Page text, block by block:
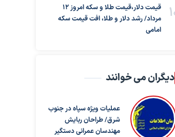
قیمت دلار،قیمت طلا و سکه امروز ۱۲
مرداد/ رشد دلار و طلا، افت قیمت سکه
امامی
دیگران می خوانند
عملیات ویژه سپاه در جنوب
شرق/ طراحان ربایش
مهندسان عمرانی دستگیر